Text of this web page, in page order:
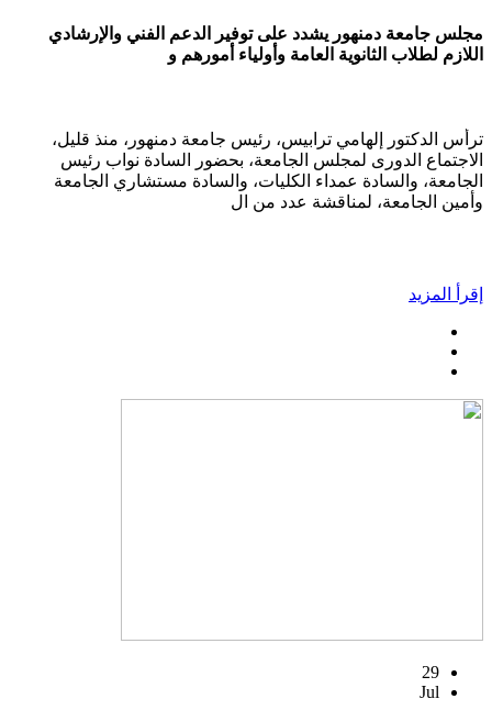
مجلس جامعة دمنهور يشدد على توفير الدعم الفني والإرشادي
اللازم لطلاب الثانوية العامة وأولياء أمورهم و
ترأس الدكتور إلهامي ترابيس، رئيس جامعة دمنهور، منذ قليل،
الاجتماع الدورى لمجلس الجامعة، بحضور السادة نواب رئيس
الجامعة، والسادة عمداء الكليات، والسادة مستشاري الجامعة
وأمين الجامعة، لمناقشة عدد من ال
إقرأ المزيد
29
Jul